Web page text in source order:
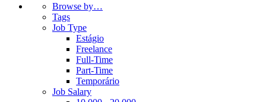
Browse by…
Tags
Job Type
Estágio
Freelance
Full-Time
Part-Time
Temporário
Job Salary